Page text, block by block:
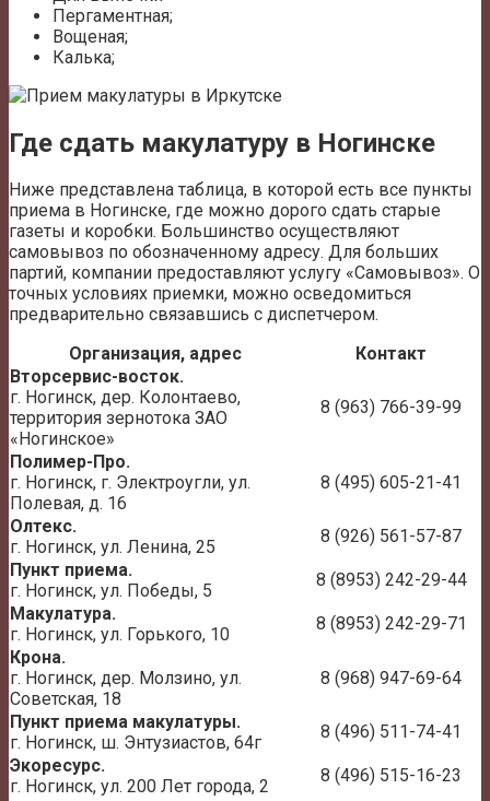
Пергаментная;
Вощеная;
Калька;
Где сдать макулатуру в Ногинске
Ниже представлена таблица, в которой есть все пункты
приема в Ногинске, где можно дорого сдать старые
газеты и коробки. Большинство осуществляют
самовывоз по обозначенному адресу. Для больших
партий, компании предоставляют услугу «Самовывоз». О
точных условиях приемки, можно осведомиться
предварительно связавшись с диспетчером.
Организация, адрес
Контакт
Вторсервис-восток.
г. Ногинск, дер. Колонтаево,
территория зернотока ЗАО
«Ногинское»
8 (963) 766-39-99
Полимер-Про.
г. Ногинск, г. Электроугли, ул.
Полевая, д. 16
8 (495) 605-21-41
Олтекс.
г. Ногинск, ул. Ленина, 25
8 (926) 561-57-87
Пункт приема.
г. Ногинск, ул. Победы, 5
8 (8953) 242-29-44
Макулатура.
г. Ногинск, ул. Горького, 10
8 (8953) 242-29-71
Крона.
г. Ногинск, дер. Молзино, ул.
Советская, 18
8 (968) 947-69-64
Пункт приема макулатуры.
г. Ногинск, ш. Энтузиастов, 64г
8 (496) 511-74-41
Экоресурс.
г. Ногинск, ул. 200 Лет города, 2
8 (496) 515-16-23